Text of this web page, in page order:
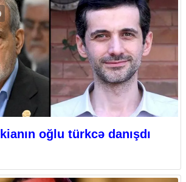
oğlu türkcə danışdı